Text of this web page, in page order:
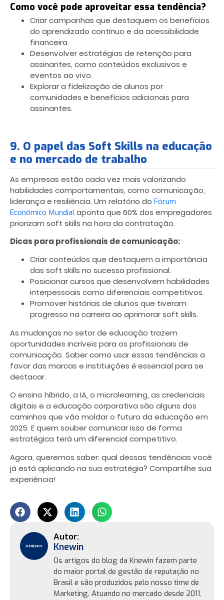
Como você pode aproveitar essa tendência?
Criar campanhas que destaquem os benefícios
do aprendizado contínuo e da acessibilidade
financeira.
Desenvolver estratégias de retenção para
assinantes, como conteúdos exclusivos e
eventos ao vivo.
Explorar a fidelização de alunos por
comunidades e benefícios adicionais para
assinantes.
9. O papel das Soft Skills na educação
e no mercado de trabalho
As empresas estão cada vez mais valorizando
habilidades comportamentais, como comunicação,
liderança e resiliência. Um relatório do Fórum
Econômico Mundial aponta que 60% dos empregadores
priorizam soft skills na hora da contratação.
Dicas para profissionais de comunicação:
Criar conteúdos que destaquem a importância
das soft skills no sucesso profissional.
Posicionar cursos que desenvolvem habilidades
interpessoais como diferenciais competitivos.
Promover histórias de alunos que tiveram
progresso na carreira ao aprimorar soft skills.
As mudanças no setor de educação trazem
oportunidades incríveis para os profissionais de
comunicação. Saber como usar essas tendências a
favor das marcas e instituições é essencial para se
destacar.
O ensino híbrido, a IA, o microlearning, as credenciais
digitais e a educação corporativa são alguns dos
caminhos que vão moldar o futuro da educação em
2025. E quem souber comunicar isso de forma
estratégica terá um diferencial competitivo.
Agora, queremos saber: qual dessas tendências você
já está aplicando na sua estratégia? Compartilhe sua
experiência!
Knewin
Os artigos do blog da Knewin fazem parte
do maior portal de gestão de reputação no
Brasil e são produzidos pelo nosso time de
Marketing. Atuando no mercado desde 2011,